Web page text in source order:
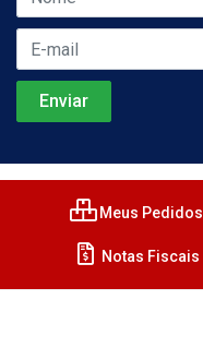
Meus Pedidos
Notas Fiscais